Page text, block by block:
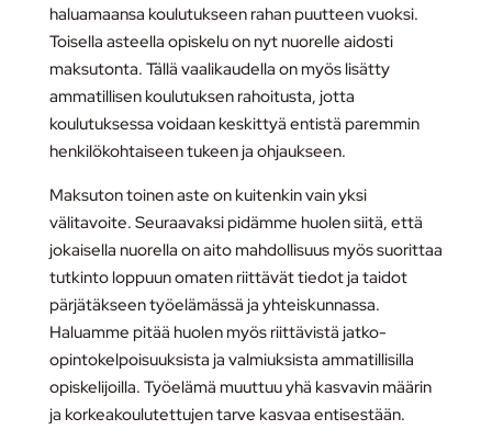
haluamaansa koulutukseen rahan puutteen vuoksi.
Toisella asteella opiskelu on nyt nuorelle aidosti
maksutonta. Tällä vaalikaudella on myös lisätty
ammatillisen koulutuksen rahoitusta, jotta
koulutuksessa voidaan keskittyä entistä paremmin
henkilökohtaiseen tukeen ja ohjaukseen.
Maksuton toinen aste on kuitenkin vain yksi
välitavoite. Seuraavaksi pidämme huolen siitä, että
jokaisella nuorella on aito mahdollisuus myös suorittaa
tutkinto loppuun omaten riittävät tiedot ja taidot
pärjätäkseen työelämässä ja yhteiskunnassa.
Haluamme pitää huolen myös riittävistä jatko-
opintokelpoisuuksista ja valmiuksista ammatillisilla
opiskelijoilla. Työelämä muuttuu yhä kasvavin määrin
ja korkeakoulutettujen tarve kasvaa entisestään.